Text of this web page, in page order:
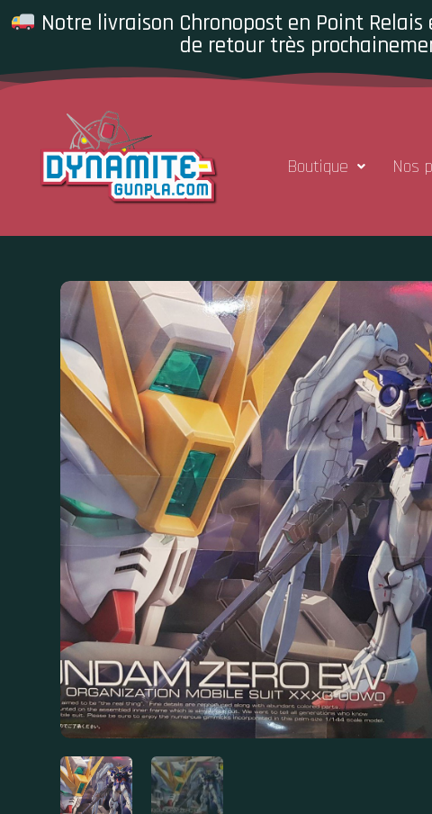
Notre livraison Chronopost en Point
de retour très
Boutique Nos